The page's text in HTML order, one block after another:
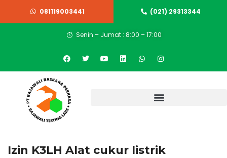
081119003441 (021) 29313344
Senin – Jumat : 8:00 – 17:00
Izin K3LH Alat cukur listrik